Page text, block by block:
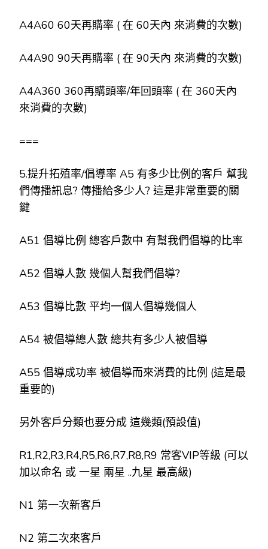
A4A60 60天再購率 ( 在 60天內 來消費的次數)
A4A90 90天再購率 ( 在 90天內 來消費的次數)
A4A360 360再購頭率/年回頭率 ( 在 360天內
來消費的次數)
===
5.提升拓殖率/倡導率 A5 有多少比例的客戶 幫我
們傳播訊息? 傳播給多少人? 這是非常重要的關
鍵
A51 倡導比例 總客戶數中 有幫我們倡導的比率
A52 倡導人數 幾個人幫我們倡導?
A53 倡導比數 平均一個人倡導幾個人
A54 被倡導總人數 總共有多少人被倡導
A55 倡導成功率 被倡導而來消費的比例 (這是最
重要的)
另外客戶分類也要分成 這幾類(預設值)
R1,R2,R3,R4,R5,R6,R7,R8,R9 常客VIP等級 (可以
加以命名 或 一星 兩星 ..九星 最高級)
N1 第一次新客戶
N2 第二次來客戶